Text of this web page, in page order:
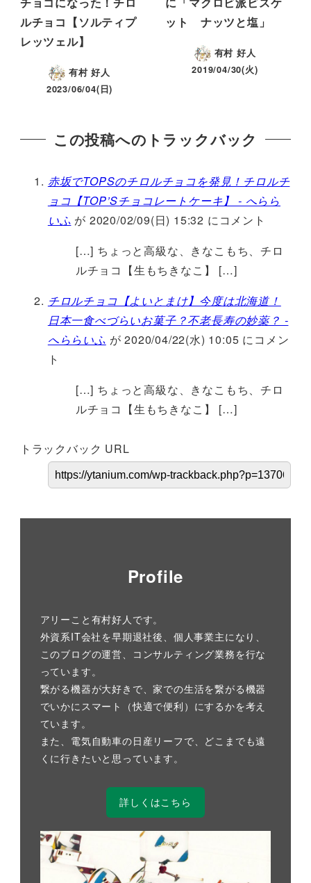
ルチョコ【ソルティプ
レッツェル】
有村 好人
2023/06/04(日)
ット ナッツと塩」
有村 好人
2019/04/30(火)
この投稿へのトラックバック
赤坂でTOPSのチロルチョコを発見！チロルチ
ョコ【TOP’Sチョコレートケーキ】 - へらら
いふ が 2020/02/09(日) 15:32 にコメント
[…] ちょっと高級な、きなこもち、チロ
ルチョコ【生もちきなこ】 […]
チロルチョコ【よいとまけ】今度は北海道！
日本一食べづらいお菓子？不老長寿の妙薬？ -
へららいふ が 2020/04/22(水) 10:05 にコメン
ト
[…] ちょっと高級な、きなこもち、チロ
ルチョコ【生もちきなこ】 […]
トラックバック URL
Profile
アリーこと有村好人です。
外資系IT会社を早期退社後、個人事業主になり、
このブログの運営、コンサルティング業務を行な
っています。
繋がる機器が大好きで、家での生活を繋がる機器
でいかにスマート（快適で便利）にするかを考え
ています。
また、電気自動車の日産リーフで、どこまでも遠
くに行きたいと思っています。
詳しくはこちら